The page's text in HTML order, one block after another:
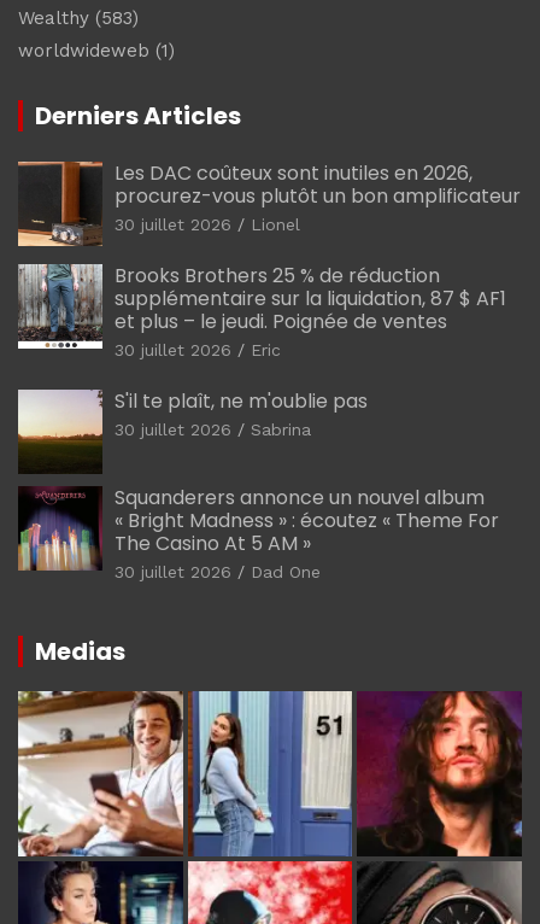
Wealthy (583)
worldwideweb (1)
Derniers Articles
Les DAC coûteux sont inutiles en 2026,
procurez-vous plutôt un bon amplificateur
30 juillet 2026 Lionel
Brooks Brothers 25 % de réduction
supplémentaire sur la liquidation, 87 $ AF1
et plus – le jeudi. Poignée de ventes
30 juillet 2026 Eric
S'il te plaît, ne m'oublie pas
30 juillet 2026 Sabrina
Squanderers annonce un nouvel album
« Bright Madness » : écoutez « Theme For
The Casino At 5 AM »
30 juillet 2026 Dad One
Medias